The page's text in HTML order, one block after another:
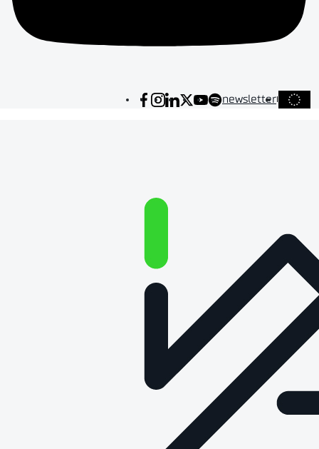
newsletter
Co przyniesie 2026 rok branży
TSL? | O technologii na głos |
Cykl „Obok logistyki” #118